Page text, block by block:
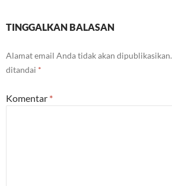
TINGGALKAN BALASAN
Alamat email Anda tidak akan dipublikasikan.
ditandai *
Komentar *